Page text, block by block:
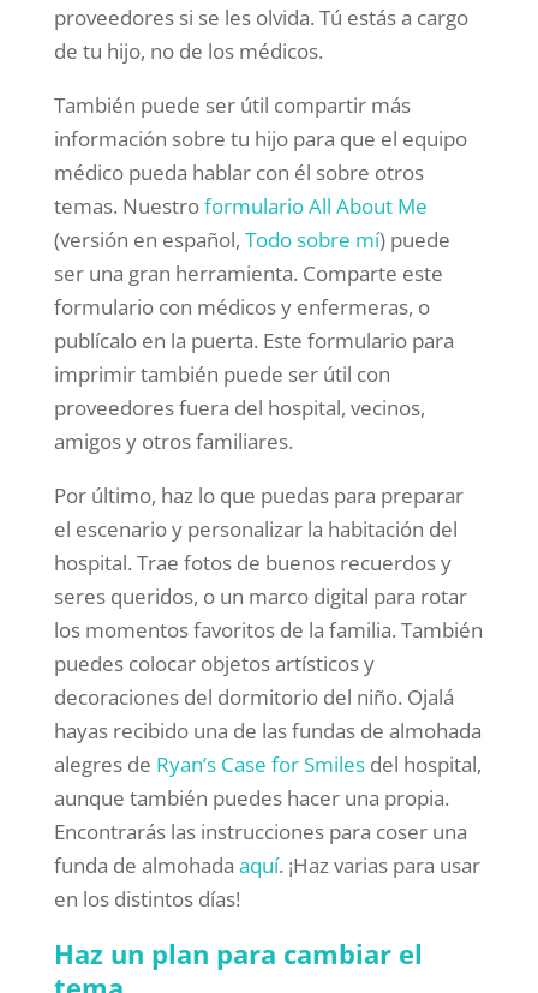
proveedores si se les olvida. Tú estás a cargo
de tu hijo, no de los médicos.
También puede ser útil compartir más
información sobre tu hijo para que el equipo
médico pueda hablar con él sobre otros
temas. Nuestroformulario All About Me
(versión en español, Todo sobre mí) puede
ser una gran herramienta. Comparte este
formulario con médicos y enfermeras, o
publícalo en la puerta. Este formulario para
imprimir también puede ser útil con
proveedores fuera del hospital, vecinos,
amigos y otros familiares.
Por último, haz lo que puedas para preparar
el escenario y personalizar la habitación del
hospital. Trae fotos de buenos recuerdos y
seres queridos, o un marco digital para rotar
los momentos favoritos de la familia. También
puedes colocar objetos artísticos y
decoraciones del dormitorio del niño. Ojalá
hayas recibido una de las fundas de almohada
alegres de Ryan’s Case for Smilesdel hospital,
aunque también puedes hacer una propia.
Encontrarás las instrucciones para coser una
funda de almohada aquí. ¡Haz varias para usar
en los distintos días!
Haz un plan para cambiar el